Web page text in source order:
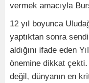
vermek amacıyla
12 yıl boyunca
yaptıktan sonra
aldığını ifade eden
önemine dikkat çekti.
değil, dünyanın en